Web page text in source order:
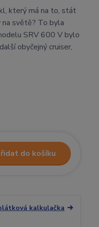
který má na to, stát
na světě? To byla
SRV 600 V bylo
obyčejný cruiser,
do košíku
kalkulačka